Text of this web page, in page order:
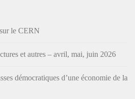
le CERN
et autres – avril, mai, juin 2026
démocratiques d’une économie de la